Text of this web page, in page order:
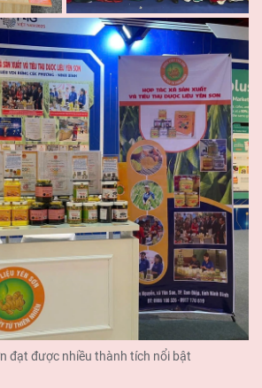
đạt được nhiều thành tích nổi bật